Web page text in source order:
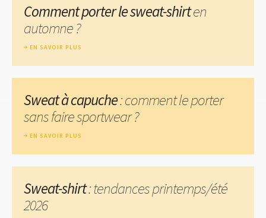
Comment porter le sweat-shirten
automne ?
EN SAVOIR PLUS
Sweat à capuche: comment le porter
sans faire sportwear ?
EN SAVOIR PLUS
Sweat-shirt: tendances printemps/été
2026